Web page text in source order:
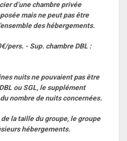
d’une chambre privée
mais ne peut pas être
des hébergements.
pers. - Sup. chambre DBL :
nuits ne pouvaient pas être
ou SGL, le supplément
nombre de nuits concernées.
la taille du groupe, le groupe
hébergements.